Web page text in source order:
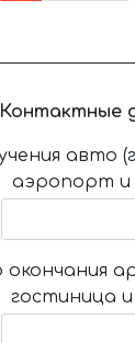
Контактные
авто
аэропорт и
гостиница